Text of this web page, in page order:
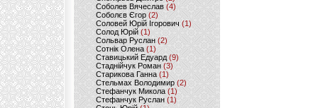
Соболев Вячеслав (4)
Соболєв Єгор(2)
Соловей Юрій Ігорович (1)
Солод Юрій (1)
Сольвар Руслан (2)
Сотнік Олена(1)
Ставицький Едуард (9)
Стаднійчук Роман(3)
Старикова Ганна (1)
Стельмах Володимир(2)
Стефанчук Микола (1)
Стефанчук Руслан (1)